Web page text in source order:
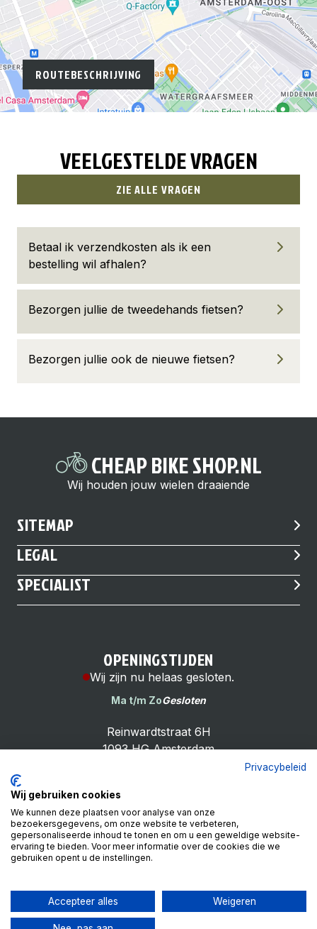
ROUTEBESCHRIJVING
VEELGESTELDE VRAGEN
ZIE ALLE VRAGEN
Betaal ik verzendkosten als ik een
bestelling wil afhalen?
Bezorgen jullie de tweedehands fietsen?
Bezorgen jullie ook de nieuwe fietsen?
CHEAP BIKE SHOP.NL
Wij houden jouw wielen draaiende
SITEMAP
LEGAL
SPECIALIST
Cheap Bike Shop
4.9
Based on 99 reviews
Review ons op
OPENINGSTIJDEN
Wij zijn nu helaas gesloten.
Ma t/m ZoGesloten
Reinwardtstraat 6H
1093 HG Amsterdam
Privacybeleid
Wij gebruiken cookies
We kunnen deze plaatsen voor analyse van onze
bezoekersgegevens, om onze website te verbeteren,
gepersonaliseerde inhoud te tonen en om u een geweldige website-
ervaring te bieden. Voor meer informatie over de cookies die we
gebruiken opent u de instellingen.
Accepteer alles Weigeren